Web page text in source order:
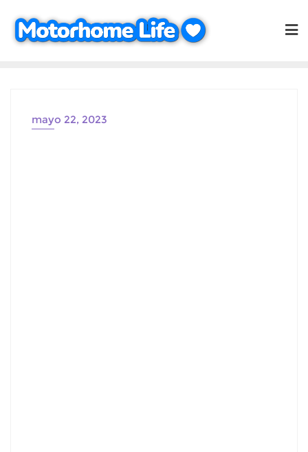
contenido
mayo 22, 2023